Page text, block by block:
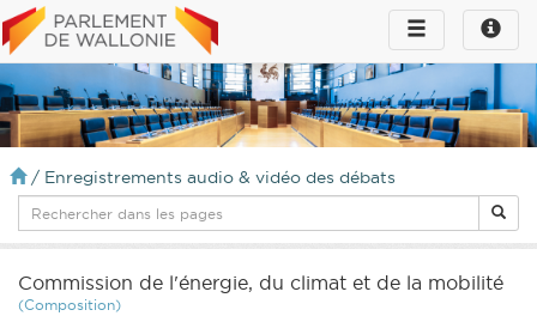
Toggle
infos
Toggle
navigation
/ Enregistrements audio & vidéo des débats
Commission de l'énergie, du climat et de la mobilité
(Composition)